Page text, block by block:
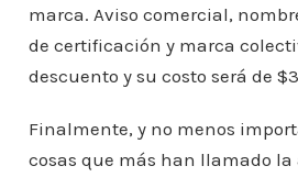
marca. Aviso comercial,
de certificación y marca
descuento y su costo será de
Finalmente, y no menos
cosas que más han llamado